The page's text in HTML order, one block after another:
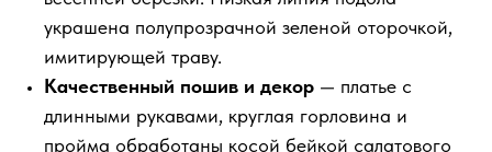
украшена полупрозрачной зеленой оторочкой,
имитирующей траву.
Качественный пошив и декор — платье с
длинными рукавами, круглая горловина и
пройма обработаны косой бейкой салатового